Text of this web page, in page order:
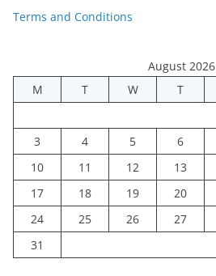
Terms and Conditions
August 2026
M
T W T
3
4 5 6
10
11 12 13
17
18 19 20
24
25 26 27
31